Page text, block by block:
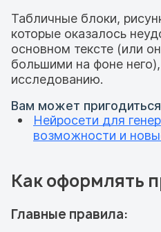
Табличные блоки,
которые оказалось
основном тексте (или
большими на фоне
исследованию.
Вам может
Нейросети для
возможности и
Как оформлять
Главные правила: